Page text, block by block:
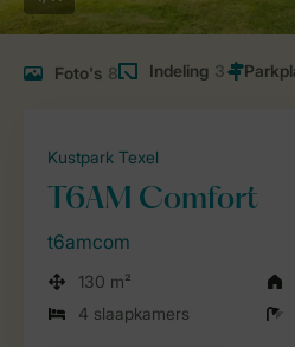
Foto's 8 Indeling 3
Kustpark Texel
T6AM Comfort
t6amcom
130 m²
4 slaapkamers